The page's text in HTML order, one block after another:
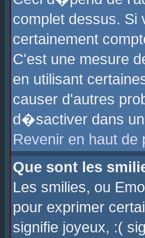
complet dessus.
certainement
C'est une mesure
en utilisant
causer d'autres
d�sactiver dans
Revenir en haut de
Que sont les
Les smilies, ou
pour exprimer
signifie joyeux, :(